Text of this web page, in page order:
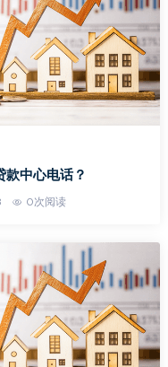
款中心电话？
0次阅读